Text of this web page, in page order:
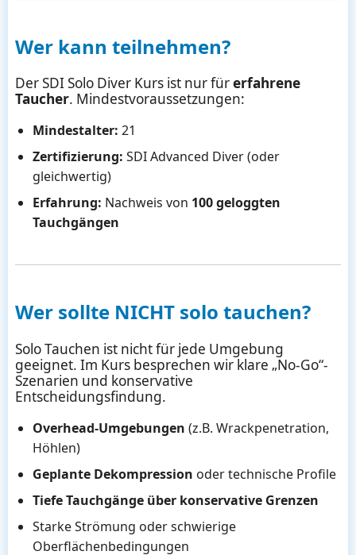
Wer kann teilnehmen?
Der SDI Solo Diver Kurs ist nur fürerfahrene
Taucher. Mindestvoraussetzungen:
Mindestalter: 21
Zertifizierung: SDI Advanced Diver (oder
gleichwertig)
Erfahrung: Nachweis von 100 geloggten
Tauchgängen
Wer sollte NICHT solo tauchen?
Solo Tauchen ist nicht für jede Umgebung
geeignet. Im Kurs besprechen wir klare „No-Go“-
Szenarien und konservative
Entscheidungsfindung.
Overhead-Umgebungen (z.B. Wrackpenetration,
Höhlen)
Geplante Dekompression oder technische Profile
Tiefe Tauchgänge über konservative Grenzen
Starke Strömung oder schwierige
Oberflächenbedingungen